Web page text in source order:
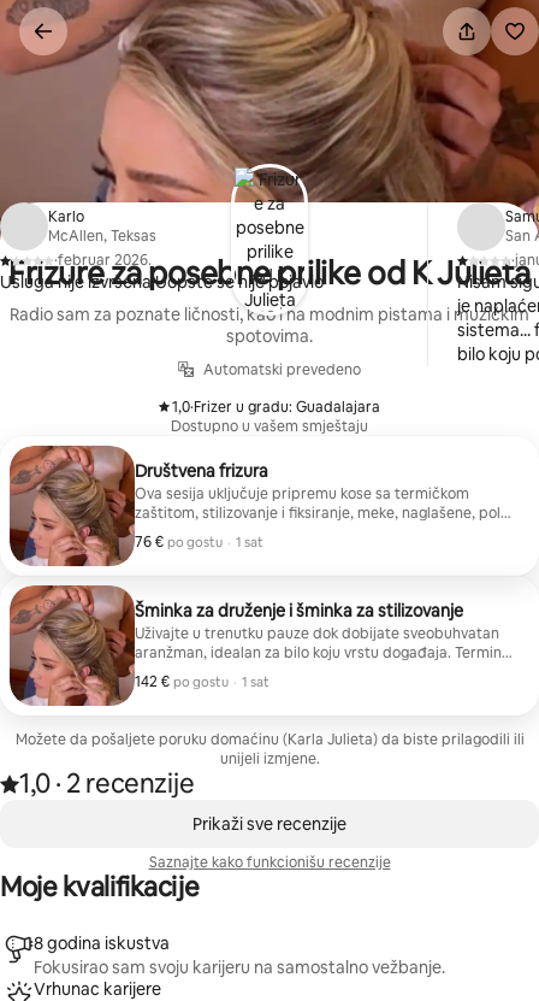
Pređi
sadržaj
Frizure za posebne prilike od K Julieta
Radio sam za poznate ličnosti, kao i na modnim pistama i muzičkim
spotovima.
Automatski prevedeno
1,0
, ·Frizer u gradu: Guadalajara
Dostupno u vašem smještaju
Društvena frizura
Ova sesija uključuje pripremu kose sa termičkom
zaštitom, stilizovanje i fiksiranje, meke, naglašene, polu-
povučene ili potpuno povučene talase, završne detalje
sa proizvodima namenjenim za dugotrajnost i osnovne
76 € po gostu
76 € po gostu
, · 1 sat
Šminka za druženje i šminka za stilizovanje
Uživajte u trenutku pauze dok dobijate sveobuhvatan
aranžman, idealan za bilo koju vrstu događaja. Termin
uključuje talasasto oblikovanje kose, polu-skupljenu ili
skupljenu, potpunu pripremu kože, kozmetičke
koje traje cijeli dan i mini-retuširanje usana na kraju.
142 € po gostu
142 € po gostu
, · 1 sat
Možete da pošaljete poruku domaćinu (Karla Julieta) da biste prilagodili ili
unijeli izmjene.
Ocijenjeno sa 1,0 od 5 zvjezdica, na osnovu 2 recenzije
1,0
, · 2 recenzije
Karlo
McAllen, Teksas
,
·februar 2026.
Usluga nije izvršena Uopšte se nije pojavio
San
,
·
Nisam
je
sistema...
bilo koju
Prikaži sve recenzije
Saznajte kako funkcionišu recenzije
Moje kvalifikacije
8 godina iskustva
Fokusirao sam svoju karijeru na samostalno vežbanje.
Vrhunac karijere